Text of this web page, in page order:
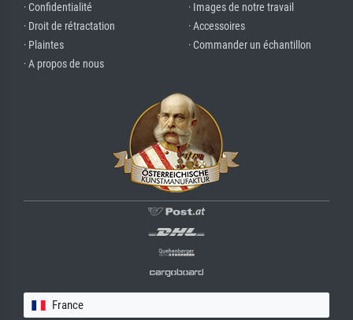
· Confidentialité
· Droit de rétractation
· Plaintes
· A propos de nous
· Images de notre travail
· Accessoires
· Commander un échantillon
France